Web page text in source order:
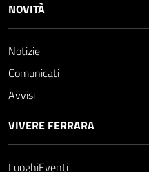
NOVITÀ
Notizie
Comunicati
Avvisi
VIVERE FERRARA
LuoghiEventi